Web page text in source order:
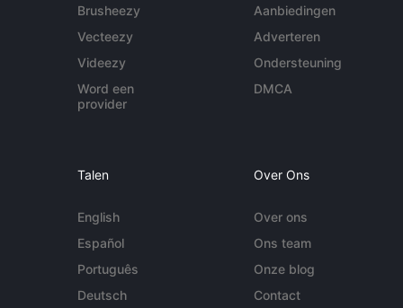
Brusheezy
Vecteezy
Videezy
Word een
provider
Aanbiedingen
Adverteren
Ondersteuning
DMCA
Talen
English
Español
Português
Deutsch
Over Ons
Over ons
Ons team
Onze blog
Contact